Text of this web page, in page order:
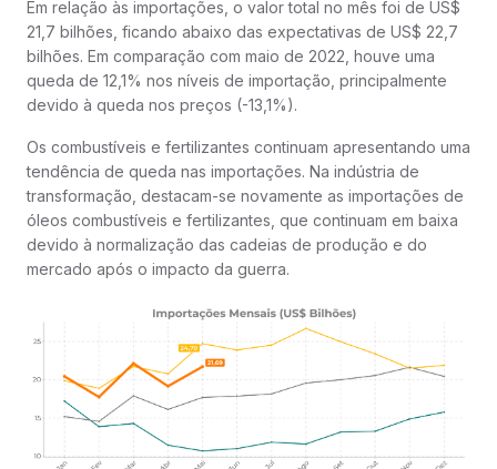
Em relação às importações, o valor total no mês foi de US$
21,7 bilhões, ficando abaixo das expectativas de US$ 22,7
bilhões. Em comparação com maio de 2022, houve uma
queda de 12,1% nos níveis de importação, principalmente
devido à queda nos preços (-13,1%).
Os combustíveis e fertilizantes continuam apresentando uma
tendência de queda nas importações. Na indústria de
transformação, destacam-se novamente as importações de
óleos combustíveis e fertilizantes, que continuam em baixa
devido à normalização das cadeias de produção e do
mercado após o impacto da guerra.